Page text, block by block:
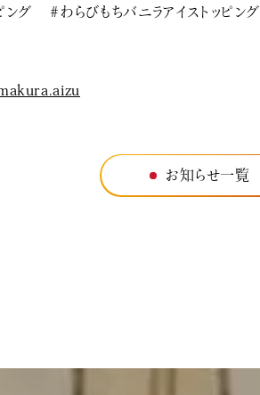
ング #わらびもちバニラアイストッピング
お知らせ一覧